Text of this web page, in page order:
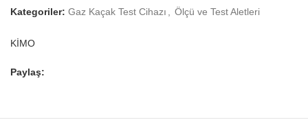
Kategoriler: Gaz Kaçak Test Cihazı Ölçü ve Test Aletleri
KİMO
Paylaş: